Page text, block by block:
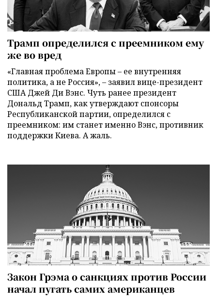
Трамп определился с преемником ему
же во вред
«Главная проблема Европы – ее внутренняя
политика, а не Россия», – заявил вице-президент
США Джей Ди Вэнс. Чуть ранее президент
Дональд Трамп, как утверждают спонсоры
Республиканской партии, определился с
преемником: им станет именно Вэнс, противник
поддержки Киева. А жаль.
Закон Грэма о санкциях против России
начал пугать самих американцев